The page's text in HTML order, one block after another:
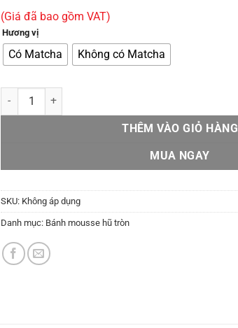
(Giá đã bao gồm VAT)
Hương vị
Có Matcha Không có Matcha
Bánh mousse hũ tròn (set 6) số lượng
THÊM VÀO GIỎ HÀNG
MUA NGAY
SKU: Không áp dụng
Danh mục: Bánh mousse hũ tròn